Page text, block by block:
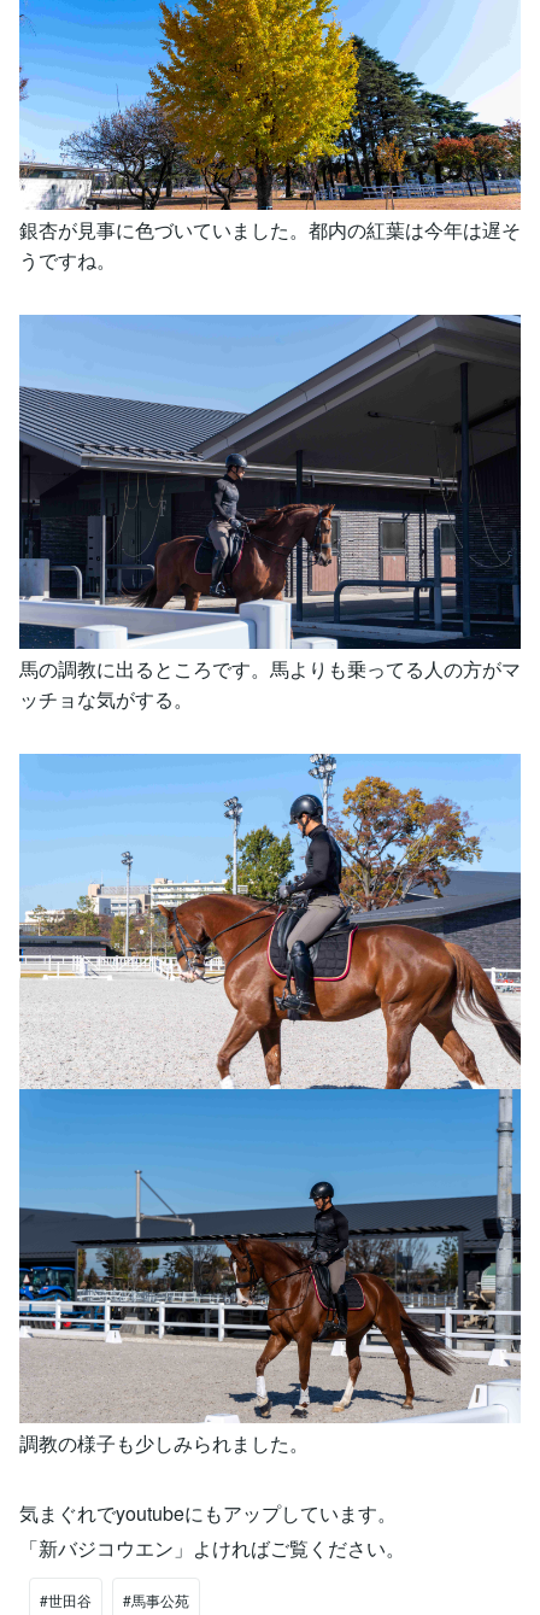
銀杏が見事に色づいていました。都内の紅葉は今年は遅そ
うですね。
馬の調教に出るところです。馬よりも乗ってる人の方がマ
ッチョな気がする。
調教の様子も少しみられました。
気まぐれでyoutubeにもアップしています。
「新バジコウエン」よければご覧ください。
#世田谷 #馬事公苑